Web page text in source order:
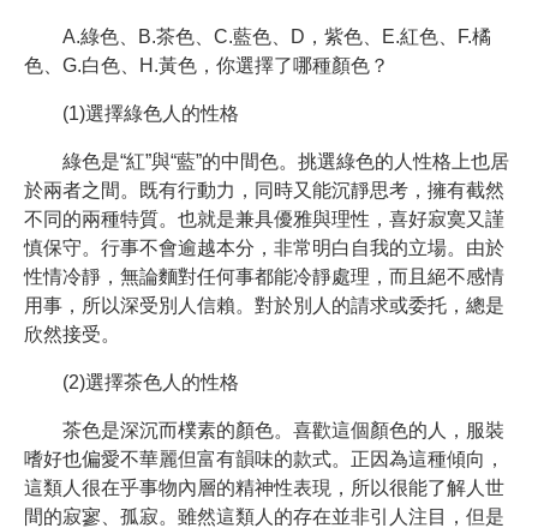
A.綠色、B.茶色、C.藍色、D，紫色、E.紅色、F.橘
色、G.白色、H.黃色，你選擇了哪種顏色？
(1)選擇綠色人的性格
綠色是“紅”與“藍”的中間色。挑選綠色的人性格上也居
於兩者之間。既有行動力，同時又能沉靜思考，擁有截然
不同的兩種特質。也就是兼具優雅與理性，喜好寂寞又謹
慎保守。行事不會逾越本分，非常明白自我的立場。由於
性情冷靜，無論麵對任何事都能冷靜處理，而且絕不感情
用事，所以深受別人信賴。對於別人的請求或委托，總是
欣然接受。
(2)選擇茶色人的性格
茶色是深沉而樸素的顏色。喜歡這個顏色的人，服裝
嗜好也偏愛不華麗但富有韻味的款式。正因為這種傾向，
這類人很在乎事物內層的精神性表現，所以很能了解人世
間的寂寥、孤寂。雖然這類人的存在並非引人注目，但是